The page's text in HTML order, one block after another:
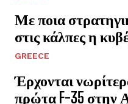
Με ποια
στις κάλπες η
GREECE
Έρχονται
πρώτα F-35 στην